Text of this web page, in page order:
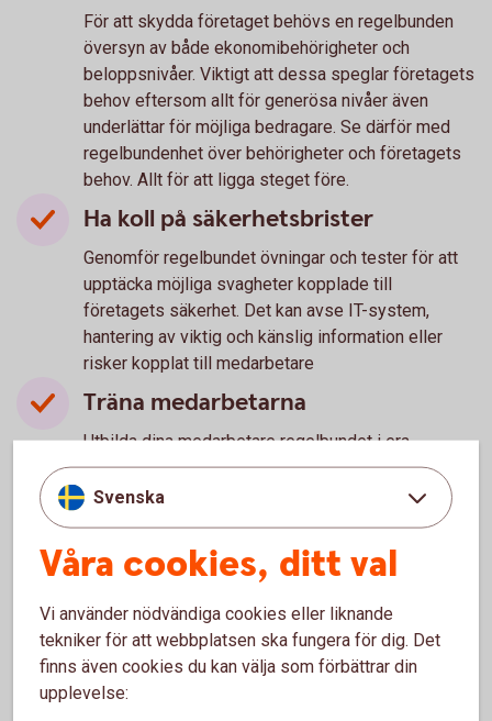
För att skydda företaget behövs en regelbunden
översyn av både ekonomibehörigheter och
beloppsnivåer. Viktigt att dessa speglar företagets
behov eftersom allt för generösa nivåer även
underlättar för möjliga bedragare. Se därför med
regelbundenhet över behörigheter och företagets
behov. Allt för att ligga steget före.
Ha koll på säkerhetsbrister
Genomför regelbundet övningar och tester för att
upptäcka möjliga svagheter kopplade till
företagets säkerhet. Det kan avse IT-system,
hantering av viktig och känslig information eller
risker kopplat till medarbetare
Träna medarbetarna
Utbilda dina medarbetare regelbundet i era
kontrollprocesser. Både för att alla ska veta hur de
ska agera i vissa situationer, och risker de bör vara
extra uppmärksamma på. Särskilt om de innehar
känsliga positioner med större befogenhet. Till
exempel Ekonomi- eller IT-personal.
Om det ändå händer - spara
underlag
Om företaget trots allt blir utsatt, kontakta
Svenska
Våra cookies, ditt val
Vi använder nödvändiga cookies eller liknande
tekniker för att webbplatsen ska fungera för dig. Det
finns även cookies du kan välja som förbättrar din
upplevelse: